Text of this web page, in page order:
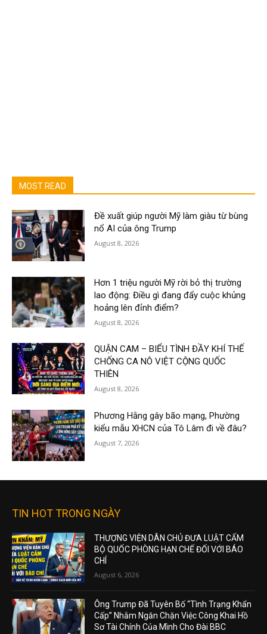
MOST READ
Đề xuất giúp người Mỹ làm giàu từ bùng
nổ AI của ông Trump
August 8, 2026
Hơn 1 triệu người Mỹ rời bỏ thị trường
lao động: Điều gì đang đẩy cuộc khủng
hoảng lên đỉnh điểm?
August 8, 2026
QUẬN CAM – BIỂU TÌNH ĐẦY KHÍ THẾ
CHỐNG CA NÔ VIỆT CỘNG QUỐC
THIÊN
August 8, 2026
Phương Hằng gây bão mạng, Phường
kiểu mẫu XHCN của Tô Lâm đi về đâu?
August 7, 2026
TIN HOT TRONG NGÀY
THƯỢNG VIỆN DÂN CHỦ ĐƯA LUẬT CẤM
BỘ QUỐC PHÒNG HẠN CHẾ ĐỐI VỚI BÁO
CHÍ
August 6, 2026
Ông Trump Đã Tuyên Bố “Tình Trạng Khẩn
Cấp” Nhằm Ngăn Chặn Việc Công Khai Hồ
Sơ Tài Chính Của Mình Cho Đài BBC